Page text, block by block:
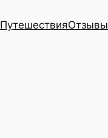
ПутешествияОтзывы